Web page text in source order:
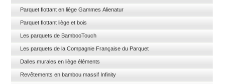
Parquet flottant en liège Gammes Alienatur
Parquet flottant liège et bois
Les parquets de BambooTouch
Les parquets de la Compagnie Française du Parquet
Dalles murales en liège éléments
Revêtements en bambou massif Infinity